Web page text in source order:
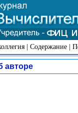
| Содержание |
авторе